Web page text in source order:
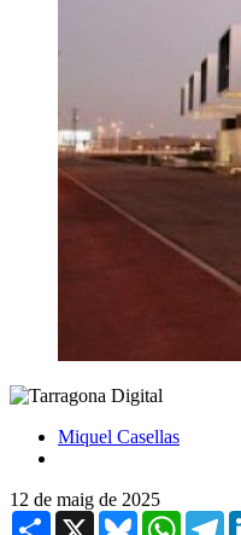
Miquel Casellas
12 de maig de 2025
Share X Bluesky